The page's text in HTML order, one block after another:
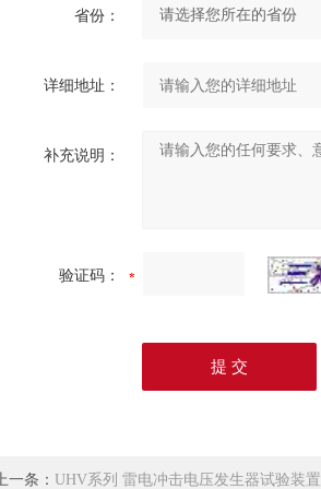
省份：
详细地址：
补充说明：
验证码：
上一条： UHV系列 雷电冲击电压发生器试验装置